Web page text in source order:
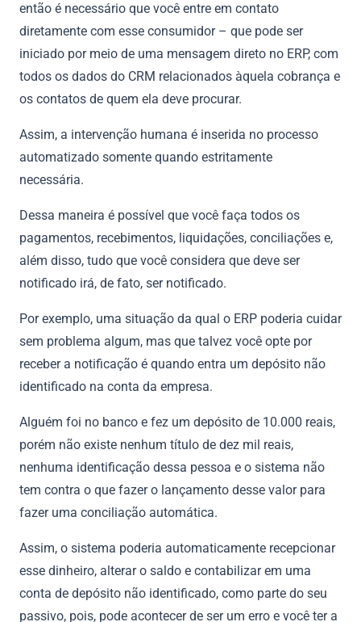
então é necessário que você entre em contato
diretamente com esse consumidor – que pode ser
iniciado por meio de uma mensagem direto no ERP, com
todos os dados do CRM relacionados àquela cobrança e
os contatos de quem ela deve procurar.
Assim, a intervenção humana é inserida no processo
automatizado somente quando estritamente
necessária.
Dessa maneira é possível que você faça todos os
pagamentos, recebimentos, liquidações, conciliações e,
além disso, tudo que você considera que deve ser
notificado irá, de fato, ser notificado.
Por exemplo, uma situação da qual o ERP poderia cuidar
sem problema algum, mas que talvez você opte por
receber a notificação é quando entra um depósito não
identificado na conta da empresa.
Alguém foi no banco e fez um depósito de 10.000 reais,
porém não existe nenhum título de dez mil reais,
nenhuma identificação dessa pessoa e o sistema não
tem contra o que fazer o lançamento desse valor para
fazer uma conciliação automática.
Assim, o sistema poderia automaticamente recepcionar
esse dinheiro, alterar o saldo e contabilizar em uma
conta de depósito não identificado, como parte do seu
passivo, pois, pode acontecer de ser um erro e você ter a